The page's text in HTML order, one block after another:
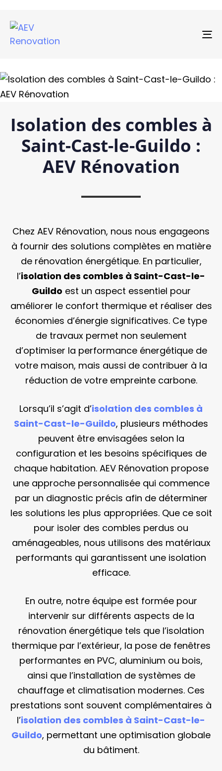
Isolation des combles à
Saint-Cast-le-Guildo :
AEV Rénovation
Chez AEV Rénovation, nous nous engageons
à fournir des solutions complètes en matière
de rénovation énergétique. En particulier,
l’isolation des combles à Saint-Cast-le-
Guildo est un aspect essentiel pour
améliorer le confort thermique et réaliser des
économies d’énergie significatives. Ce type
de travaux permet non seulement
d’optimiser la performance énergétique de
votre maison, mais aussi de contribuer à la
réduction de votre empreinte carbone.
Lorsqu’il s’agit d’isolation des combles à
Saint-Cast-le-Guildo, plusieurs méthodes
peuvent être envisagées selon la
configuration et les besoins spécifiques de
chaque habitation. AEV Rénovation propose
une approche personnalisée qui commence
par un diagnostic précis afin de déterminer
les solutions les plus appropriées. Que ce soit
pour isoler des combles perdus ou
aménageables, nous utilisons des matériaux
performants qui garantissent une isolation
efficace.
En outre, notre équipe est formée pour
intervenir sur différents aspects de la
rénovation énergétique tels que l’isolation
thermique par l’extérieur, la pose de fenêtres
performantes en PVC, aluminium ou bois,
ainsi que l’installation de systèmes de
chauffage et climatisation modernes. Ces
prestations sont souvent complémentaires à
l’isolation des combles à Saint-Cast-le-
Guildo, permettant une optimisation globale
du bâtiment.